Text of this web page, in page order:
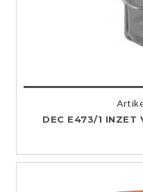
DEC E473/1 INZET